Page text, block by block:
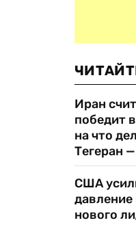
Иран
победит
на что
Тегеран
США
нового